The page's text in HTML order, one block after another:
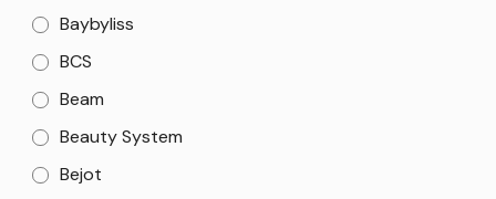
Baybyliss
BCS
Beam
Beauty System
Bejot